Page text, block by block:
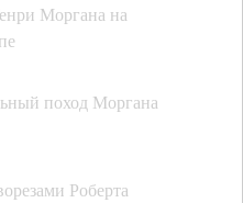
Моргана на
поход Моргана
Роберта